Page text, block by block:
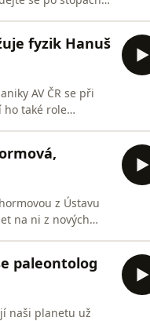
fyzik Hanuš
AV ČR se při
ho také role
z Ústavu
na ni z nových
paleontolog
naši planetu už